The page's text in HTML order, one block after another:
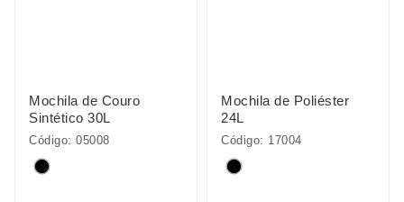
Mochila de Couro
Sintético 30L
Código: 05008
Mochila de Poliéster
24L
Código: 17004